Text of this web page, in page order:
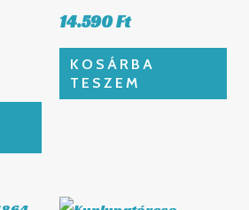
14.590Ft
KOSÁRBA
TESZEM